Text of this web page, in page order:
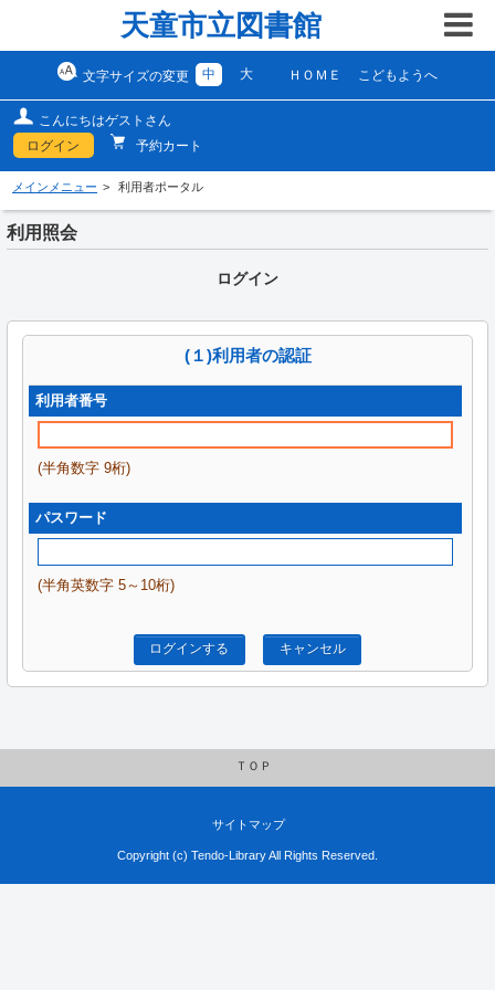
天童市立図書館
文字サイズの変更 中 大 ＨＯＭＥ こどもようへ
こんにちはゲストさん
ログイン
予約カート
メインメニュー 利用者ポータル
利用照会
ログイン
(１)利用者の認証
利用者番号
(半角数字 9桁)
パスワード
(半角英数字 5～10桁)
ログインする キャンセル
ＴＯＰ
サイトマップ
Copyright (c) Tendo-Library All Rights Reserved.